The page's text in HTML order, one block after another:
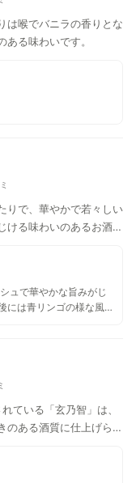
は喉でバニラの香りとな
ある味わいです。
りで、華やかで若々しい
ける味わいのあるお酒で
ュで華やかな旨みがじ
には青リンゴの様な風
ている「玄乃智」は、
のある酒質に仕上げられ
い酸が心地良く広がり、